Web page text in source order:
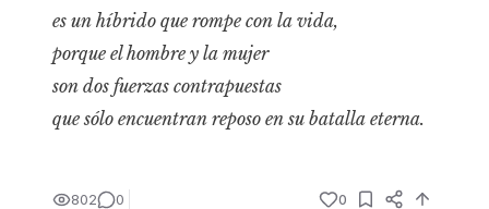
es un híbrido que rompe con la vida,
porque el hombre y la mujer
son dos fuerzas contrapuestas
que sólo encuentran reposo en su batalla eterna.
802 0 0